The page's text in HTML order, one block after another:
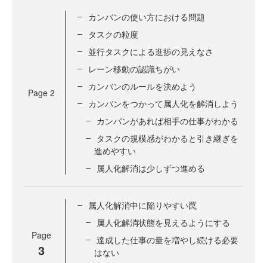
Page 2
カンバンの使い方における問題
タスクの粒度
並行タスクによる進捗の見えなさ
レーン移動の認識ちがい
カンバンのルールを決めよう
カンバンをつかって属人化を解消しよう
カンバンがあれば相手の仕事がわかる
タスクの規模感がわかると引き継ぎを
進めやすい
属人化解消は少しずつ進める
Page
3
属人化解消中に陥りやすい罠
属人化解消状態を見えるようにする
達成した仕事の量を増やし続ける必要
はない